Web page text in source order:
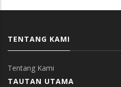
TENTANG KAMI
Tentang Kami
TAUTAN UTAMA